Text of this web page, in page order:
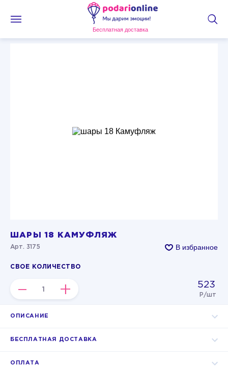
Бесплатная доставка
ШАРЫ 18 КАМУФЛЯЖ
Арт. 3175 В избранное
СВОЕ КОЛИЧЕСТВО
– + 523
Р/шт
ОПИСАНИЕ
БЕСПЛАТНАЯ ДОСТАВКА
ОПЛАТА